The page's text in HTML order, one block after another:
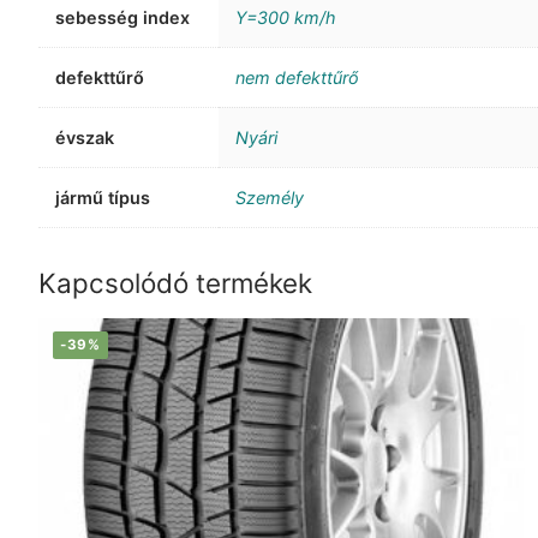
sebesség index Y=300 km/h
defekttűrő nem defekttűrő
évszak Nyári
jármű típus Személy
Kapcsolódó termékek
-39%